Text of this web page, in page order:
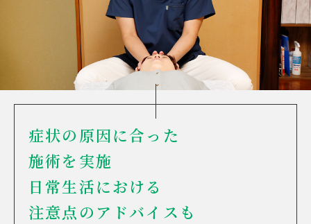
症状の原因に合った
施術を実施
日常生活における
注意点のアドバイスも